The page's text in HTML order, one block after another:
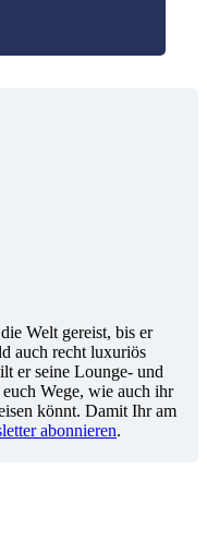
Welt gereist, bis er
auch recht luxuriös
er seine Lounge- und
Wege, wie auch ihr
könnt. Damit Ihr am
abonnieren.